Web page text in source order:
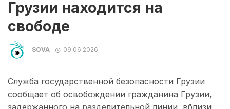
Грузии находится на
свободе
SOVA 09.06.2026
Служба государственной безопасности Грузии
сообщает об освобождении гражданина Грузии,
задержанного на разделительной линии, вблизи